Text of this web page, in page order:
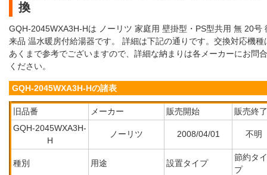
換
GQH-2045WXA3H-Hは ノーリツ 家庭用 壁掛型・PS型共用 無 20号
来品 温水暖房付給湯器です。 詳細は下記の通りです。交換対応機種
あくまで参考でございますので、詳細な納まりは各メーカーにお問
ください。
GQH-2045WXA3H-Hの諸表
旧品番 メーカー 販売開始
販売終了
GQH-2045WXA3H-
H
ノーリツ 2008/04/01 不明
種別 用途 設置タイプ
節約タイ
プ